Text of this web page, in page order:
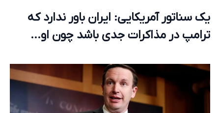
یک سناتور آمریکایی: ایران باور ندارد که
ترامپ در مذاکرات جدی باشد چون او...